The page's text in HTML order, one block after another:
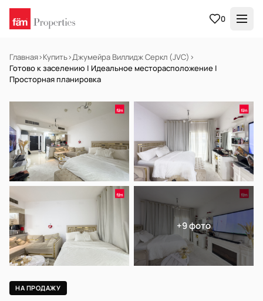
0
Главная›Купить›Джумейра Виллидж Серкл (JVC) ›
Готово к заселению | Идеальное месторасположение |
Просторная планировка
НА ПРОДАЖУ Готов к заселению
+9 фото
НА ПРОДАЖУ